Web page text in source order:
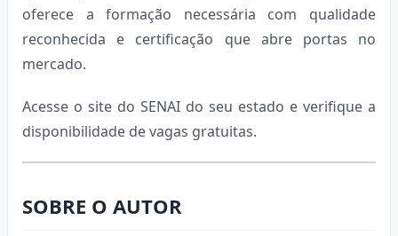
oferece a formação necessária com qualidade
reconhecida e certificação que abre portas no
mercado.
Acesse o site do SENAI do seu estado e verifique a
disponibilidade de vagas gratuitas.
SOBRE O AUTOR